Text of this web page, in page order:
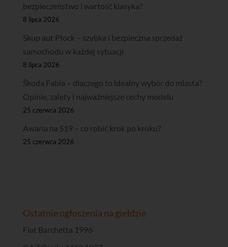
bezpieczeństwo i wartość klasyka?
8 lipca 2026
Skup aut Płock – szybka i bezpieczna sprzedaż
samochodu w każdej sytuacji
8 lipca 2026
Škoda Fabia – dlaczego to idealny wybór do miasta?
Opinie, zalety i najważniejsze cechy modelu
25 czerwca 2026
Awaria na S19 – co robić krok po kroku?
25 czerwca 2026
Ostatnie ogłoszenia na giełdzie
Fiat Barchetta 1996